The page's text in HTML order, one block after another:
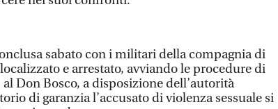
sabato con i militari della compagnia di
e arrestato, avviando le procedure di
Don Bosco, a disposizione dell’autorità
di garanzia l’accusato di violenza sessuale si